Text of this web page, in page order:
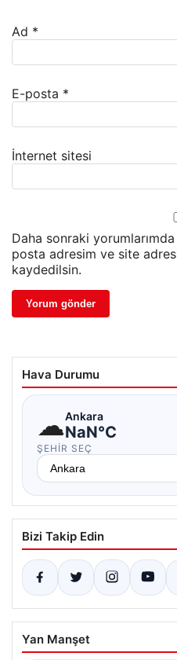
Ad *
E-posta *
İnternet sitesi
Daha sonraki yorumlarımda
posta adresim ve site
kaydedilsin.
Hava Durumu
☁Ankara
NaN°C
ŞEHIR SEÇ
Bizi Takip Edin
Yan Manşet